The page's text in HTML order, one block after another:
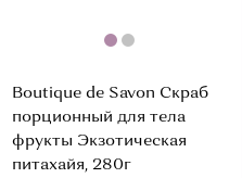
Boutique de Savon Скраб
порционный для тела
фрукты Экзотическая
питахайя, 280г